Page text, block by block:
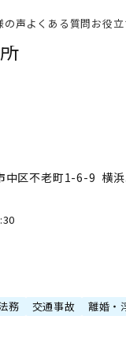
の声よくある質問お役
中区不老町1-6-9 横
務 交通事故 離婚・